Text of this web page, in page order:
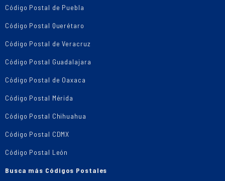
Código Postal de Puebla
Código Postal Querétaro
Código Postal de Veracruz
Código Postal Guadalajara
Código Postal de Oaxaca
Código Postal Mérida
Código Postal Chihuahua
Código Postal CDMX
Código Postal León
Busca más Códigos Postales